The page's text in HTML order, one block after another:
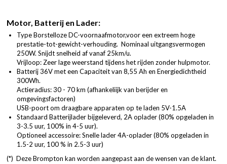
Motor, Batterij en Lader:
Type Borstelloze DC-voornaafmotor,voor een extreem hoge
prestatie-tot-gewicht-verhouding. Nominaal uitgangsvermogen
250W. Snijdt snelheid af vanaf 25km/u.
Vrijloop: Zeer lage weerstand tijdens het rijden zonder hulpmotor.
Batterij 36V met een Capaciteit van 8,55 Ah en Energiedichtheid
300Wh.
Actieradius: 30 - 70 km (afhankeliijk van berijder en
omgevingsfactoren)
USB-poort om draagbare apparaten op te laden 5V-1.5A
Standaard Batterijlader bijgeleverd, 2A oplader (80% opgeladen in
3-3.5 uur, 100% in 4-5 uur).
Optioneel accessoire: Snelle lader 4A-oplader (80% opgeladen in
1.5-2 uur, 100 % in 2.5-3 uur)
(*) Deze Brompton kan worden aangepast aan de wensen van de klant.